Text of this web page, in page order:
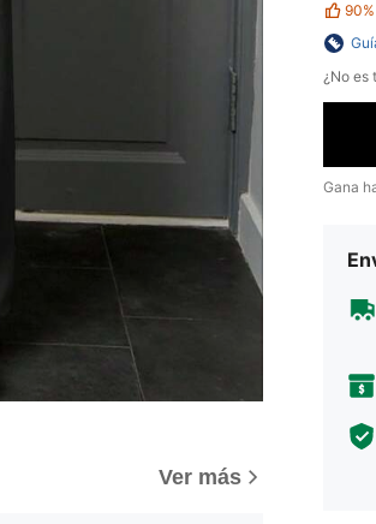
Ver más
90%
¿No es
Gana